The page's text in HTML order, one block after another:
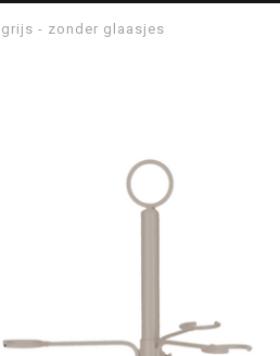
- zonder glaasjes